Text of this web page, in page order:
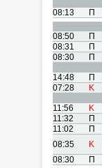
08:13 П
08:50 П
08:31
П
08:30
П
14:48 П
07:28
K
11:56 K
11:32
П
11:02
П
08:35
K
08:30
П